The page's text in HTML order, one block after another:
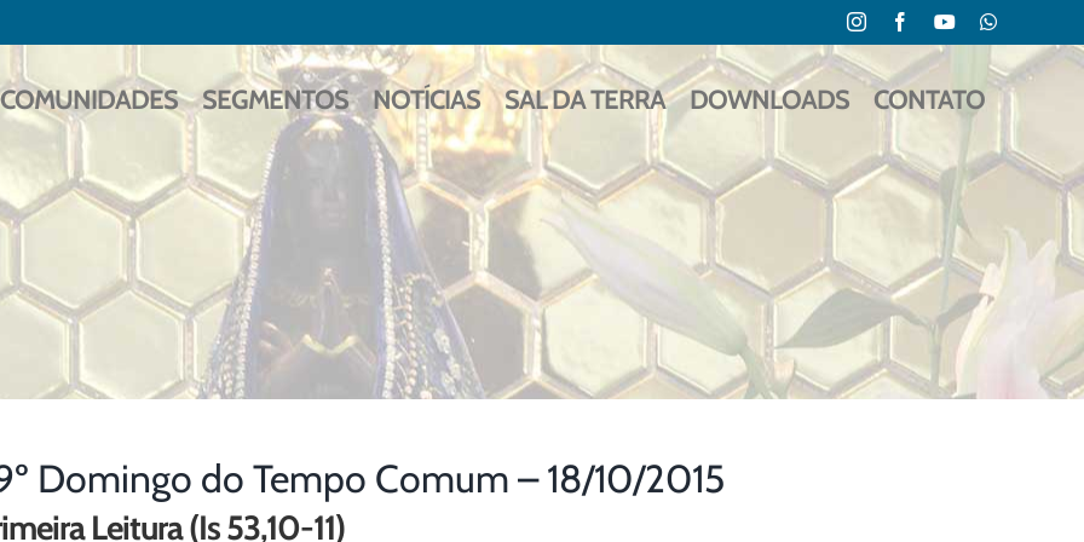
InstagramFacebookYouTubeWhatsApp
COMUNIDADES SEGMENTOS NOTÍCIAS SAL DA TERRA DOWNLOADS CONTATO
Domingo do Tempo Comum – 18/10/2015
Leitura (Is 53,10-11)